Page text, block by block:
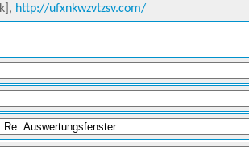
http://ufxnkwzvtzsv.com/